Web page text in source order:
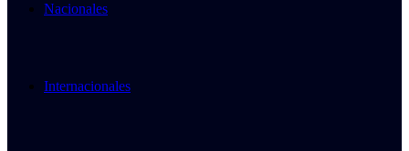
Nacionales
Internacionales